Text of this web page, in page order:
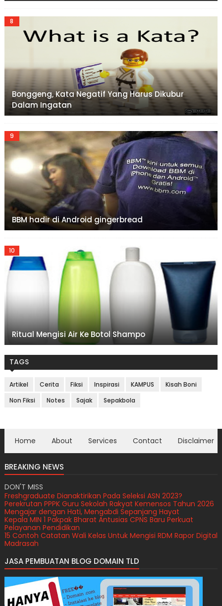
Bonggeng, Kata Negatif Yang Harus Dikubur
Dalam Ingatan
BBM hadir di Android gingerbread
Ritual Mengisi Air Ke Botol Shampo
TAGS
Artikel Cerita Fiksi Inspirasi KAMPUS
Kisah Boni
Non Fiksi
Notes Sajak Sepakbola
Home About Services Contact Disclaimer
BREAKING NEWS
DON'T MISS
Freshgraduate Dianaktirikan Pada Seleksi ASN 2023?
Perekrutan PPPK Guru Sekolah Rakyat Kemensos Tahun 2026
Mengajar dengan Hati, Mengabdi Sepanjang Hayat
Kepala MIN 1 Pakpak Bharat Antusias CPNS Baru Perkuat
Pelayanan Pendidikan
15 Contoh Catatan Wali Kelas Untuk Mengisi RDM Rapor Digital
Madrasah
JASA PEMBUATAN BLOG DOMAIN TLD